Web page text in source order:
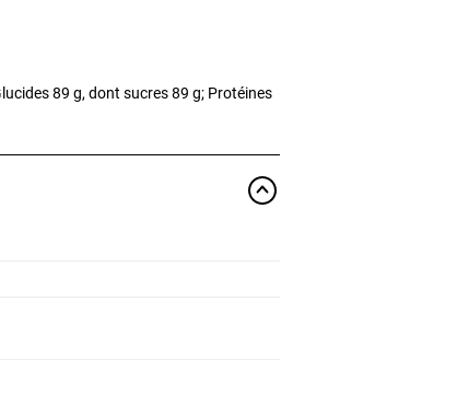
89 g, dont sucres 89 g; Protéines